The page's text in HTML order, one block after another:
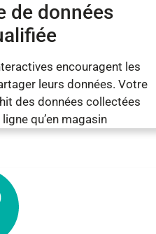
de données
encouragent les
leurs données. Votre
des données collectées
qu’en magasin